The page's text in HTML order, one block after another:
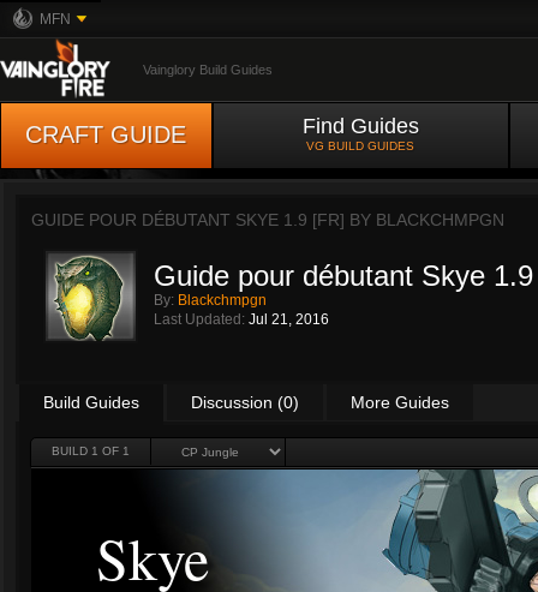
MFN
Vainglory Build Guides
CRAFT GUIDE Find Guides
VG BUILD GUIDES
GUIDE POUR DÉBUTANT SKYE 1.9 [FR] BY BLACKCHMPGN
Guide pour débutant Skye
By: Blackchmpgn
Last Updated: Jul 21, 2016
Build Guides Discussion (0) More Guides
BUILD 1 OF 1
Skye